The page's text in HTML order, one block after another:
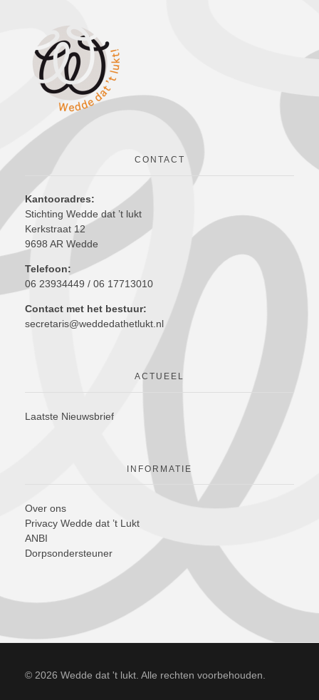
CONTACT
Kantooradres:
Stichting Wedde dat ’t lukt
Kerkstraat 12
9698 AR Wedde
Telefoon:
06 23934449 / 06 17713010
Contact met het bestuur:
secretaris@weddedathetlukt.nl
ACTUEEL
Laatste Nieuwsbrief
INFORMATIE
Over ons
Privacy Wedde dat ’t Lukt
ANBI
Dorpsondersteuner
© 2026 Wedde dat 't lukt. Alle rechten voorbehouden.